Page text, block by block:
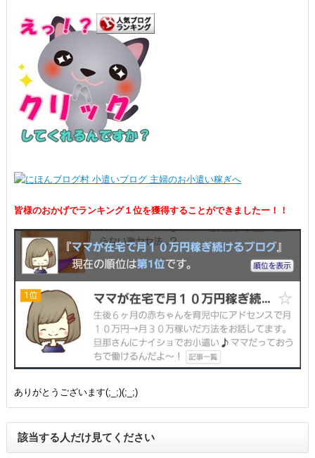
皆様のおかげでランキング１位を獲得することができましたー！！
ありがとうございます(;_;)(;_;)
該当する人だけ見てください